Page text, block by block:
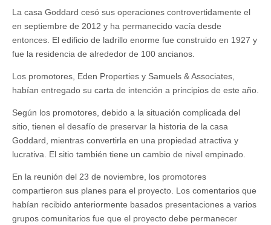
La casa Goddard cesó sus operaciones controvertidamente el
en septiembre de 2012 y ha permanecido vacía desde
entonces. El edificio de ladrillo enorme fue construido en 1927 y
fue la residencia de alrededor de 100 ancianos.
Los promotores, Eden Properties y Samuels & Associates,
habían entregado su carta de intención a principios de este año.
Según los promotores, debido a la situación complicada del
sitio, tienen el desafío de preservar la historia de la casa
Goddard, mientras convertirla en una propiedad atractiva y
lucrativa. El sitio también tiene un cambio de nivel empinado.
En la reunión del 23 de noviembre, los promotores
compartieron sus planes para el proyecto. Los comentarios que
habían recibido anteriormente basados presentaciones a varios
grupos comunitarios fue que el proyecto debe permanecer